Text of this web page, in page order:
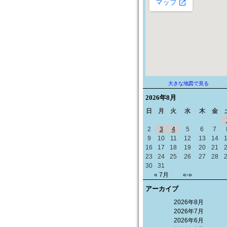
大きな地図で見る
2026年8月
日 月 火 水 木 金
« 7月 «-»
2
3 4 5 6 7
9
10 11 12 13 14
16
17 18 19 20 21
23
24 25 26 27 28
30
31
アーカイブ
2026年8月
2026年7月
2026年6月